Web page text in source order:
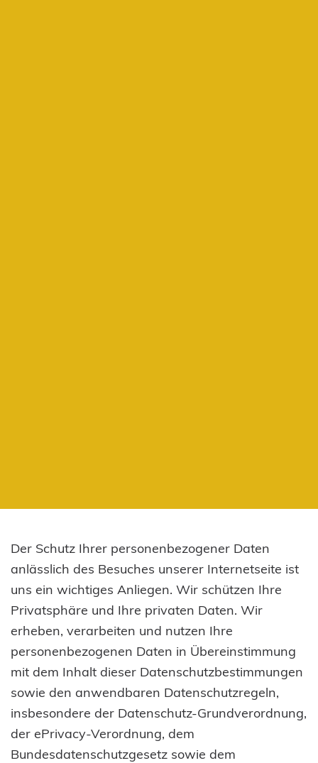
Der Schutz Ihrer personenbezogener Daten
anlässlich des Besuches unserer Internetseite ist
uns ein wichtiges Anliegen. Wir schützen Ihre
Privatsphäre und Ihre privaten Daten. Wir
erheben, verarbeiten und nutzen Ihre
personenbezogenen Daten in Übereinstimmung
mit dem Inhalt dieser Datenschutzbestimmungen
sowie den anwendbaren Datenschutzregeln,
insbesondere der Datenschutz-Grundverordnung,
der ePrivacy-Verordnung, dem
Bundesdatenschutzgesetz sowie dem